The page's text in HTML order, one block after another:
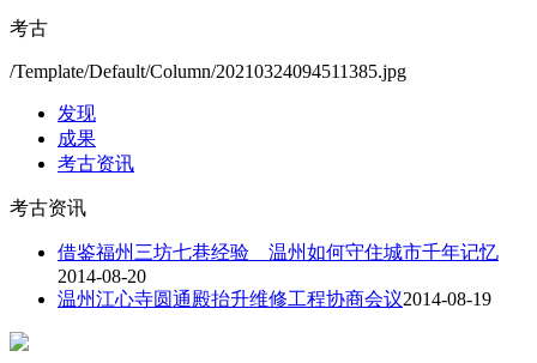
考古
/Template/Default/Column/20210324094511385.jpg
发现
成果
考古资讯
考古资讯
借鉴福州三坊七巷经验 温州如何守住城市千年记忆
2014-08-20
温州江心寺圆通殿抬升维修工程协商会议2014-08-19